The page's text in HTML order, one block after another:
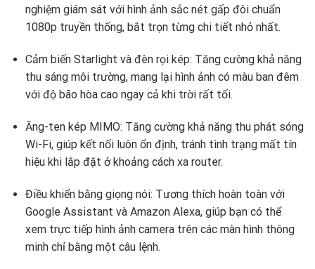
nghiệm giám sát với hình ảnh sắc nét gấp đôi chuẩn
1080p truyền thống, bắt trọn từng chi tiết nhỏ nhất.
Cảm biến Starlight và đèn rọi kép: Tăng cường khả năng
thu sáng môi trường, mang lại hình ảnh có màu ban đêm
với độ bão hòa cao ngay cả khi trời rất tối.
Ăng-ten kép MIMO: Tăng cường khả năng thu phát sóng
Wi-Fi, giúp kết nối luôn ổn định, tránh tình trạng mất tín
hiệu khi lắp đặt ở khoảng cách xa router.
Điều khiển bằng giọng nói: Tương thích hoàn toàn với
Google Assistant và Amazon Alexa, giúp bạn có thể
xem trực tiếp hình ảnh camera trên các màn hình thông
minh chỉ bằng một câu lệnh.